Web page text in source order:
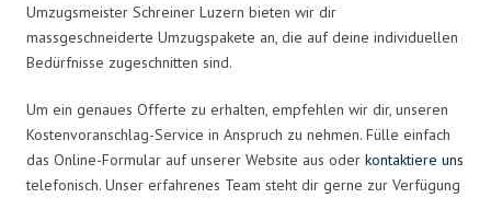
Umzugsmeister Schreiner Luzern bieten wir dir
massgeschneiderte Umzugspakete an, die auf deine individuellen
Bedürfnisse zugeschnitten sind.
Um ein genaues Offerte zu erhalten, empfehlen wir dir, unseren
Kostenvoranschlag-Service in Anspruch zu nehmen. Fülle einfach
das Online-Formular auf unserer Website aus oder kontaktiere uns
telefonisch. Unser erfahrenes Team steht dir gerne zur Verfügung